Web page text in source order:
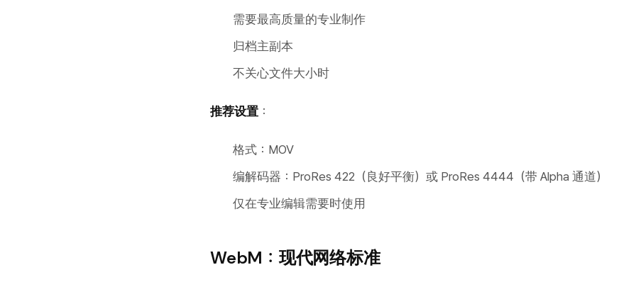
需要最高质量的专业制作
归档主副本
不关心文件大小时
推荐设置 ：
格式：MOV
编解码器：ProRes 422（良好平衡）或 ProRes 4444（带 Alpha 通道）
仅在专业编辑需要时使用
WebM：现代网络标准